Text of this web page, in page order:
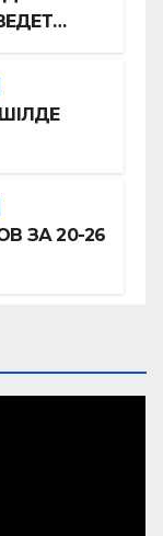
ЗА 20-26